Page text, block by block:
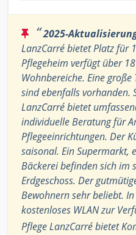
“2025-
LanzCarré bietet Platz für
Pflegeheim verfügt über
Wohnbereiche. Eine
sind ebenfalls vorhanden.
LanzCarré bietet
individuelle Beratung für
Pflegeeinrichtungen. Der
saisonal. Ein Supermarkt,
Bäckerei befinden sich im
Erdgeschoss. Der
Bewohnern sehr beliebt.
kostenloses WLAN zur
Pflege LanzCarré bietet